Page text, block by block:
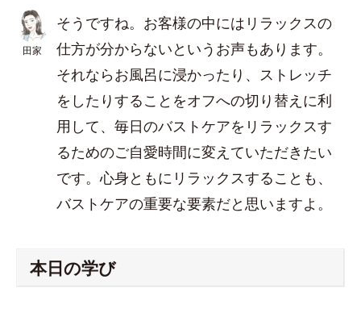
田家
そうですね。お客様の中にはリラックスの
仕方が分からないというお声もあります。
それならお風呂に浸かったり、ストレッチ
をしたりすることをオフへの切り替えに利
用して、毎日のバストケアをリラックスす
るためのご自愛時間に変えていただきたい
です。心身ともにリラックスすることも、
バストケアの重要な要素だと思いますよ。
本日の学び